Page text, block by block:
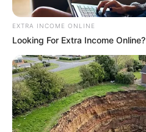
EXTRA INCOME ONLINE
Looking For Extra Income Online?